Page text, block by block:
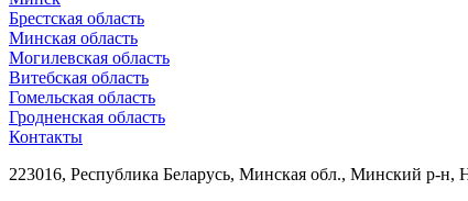
Брестская область
Минская область
Могилевская область
Витебская область
Гомельская область
Гродненская область
Контакты
223016, Республика Беларусь, Минская обл., Минский р-